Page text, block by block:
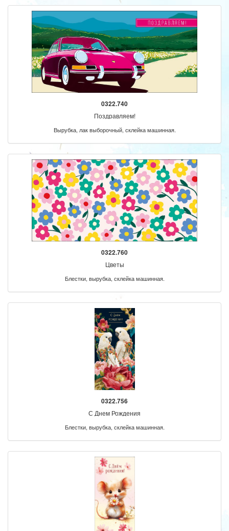
0322.740
Поздравляем!
Вырубка, лак выборочный, склейка машинная.
0322.760
Цветы
Блестки, вырубка, склейка машинная.
0322.756
С Днем Рождения
Блестки, вырубка, склейка машинная.